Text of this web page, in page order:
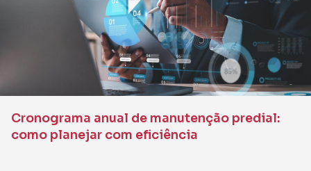
Cronograma anual de manutenção predial:
como planejar com eficiência